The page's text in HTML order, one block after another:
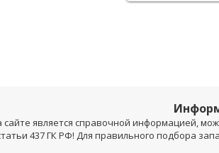
сайте является справочной информацией,
437 ГК РФ! Для правильного подбора